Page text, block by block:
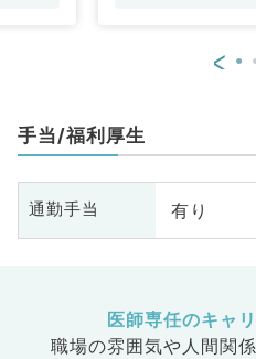
<
手当/福利厚生
通勤手当 有り
医師専任のキャ
職場の雰囲気や人間関係